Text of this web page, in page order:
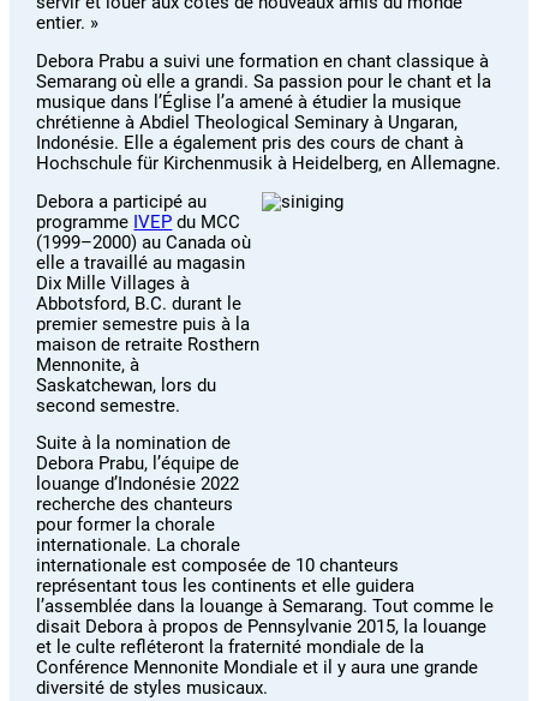
entier. »
Debora Prabu a suivi une formation en chant classique à
Semarang où elle a grandi. Sa passion pour le chant et la
musique dans l’Église l’a amené à étudier la musique
chrétienne à Abdiel Theological Seminary à Ungaran,
Indonésie. Elle a également pris des cours de chant à
Hochschule für Kirchenmusik à Heidelberg, en Allemagne.
Debora a participé au
programme IVEP du MCC
(1999–2000) au Canada où
elle a travaillé au magasin
Dix Mille Villages à
Abbotsford, B.C. durant le
premier semestre puis à la
maison de retraite Rosthern
Mennonite, à
Saskatchewan, lors du
second semestre.
Suite à la nomination de
Debora Prabu, l’équipe de
louange d’Indonésie 2022
recherche des chanteurs
pour former la chorale
internationale. La chorale
internationale est composée de 10 chanteurs
représentant tous les continents et elle guidera
l’assemblée dans la louange à Semarang. Tout comme le
disait Debora à propos de Pennsylvanie 2015, la louange
et le culte refléteront la fraternité mondiale de la
Conférence Mennonite Mondiale et il y aura une grande
diversité de styles musicaux.